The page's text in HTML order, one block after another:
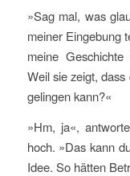
»Sag mal, was
meiner Eingebung
meine
Weil sie zeigt,
gelingen kann?«
»Hm, ja«,
hoch. »Das kann
Idee. So hätten